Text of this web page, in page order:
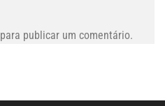
para publicar um comentário.